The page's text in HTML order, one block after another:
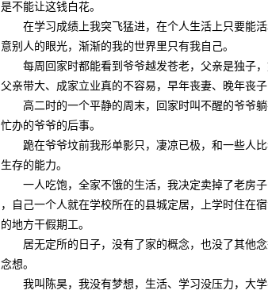
是不能让这钱白花。
在学习成绩上我突飞猛进，在个人生活上只要能活
意别人的眼光，渐渐的我的世界里只有我自己。
每周回家时都能看到爷爷越发苍老，父亲是独子，
父亲带大、成家立业真的不容易，早年丧妻、晚年丧子
高二时的一个平静的周末，回家时叫不醒的爷爷躺
忙办的爷爷的后事。
跪在爷爷坟前我形单影只，凄凉已极，和一些人比
生存的能力。
一人吃饱，全家不饿的生活，我决定卖掉了老房子
，自己一个人就在学校所在的县城定居，上学时住在
的地方干假期工。
居无定所的日子，没有了家的概念，也没了其他念
念想。
我叫陈昊，我没有梦想，生活、学习没压力，大学